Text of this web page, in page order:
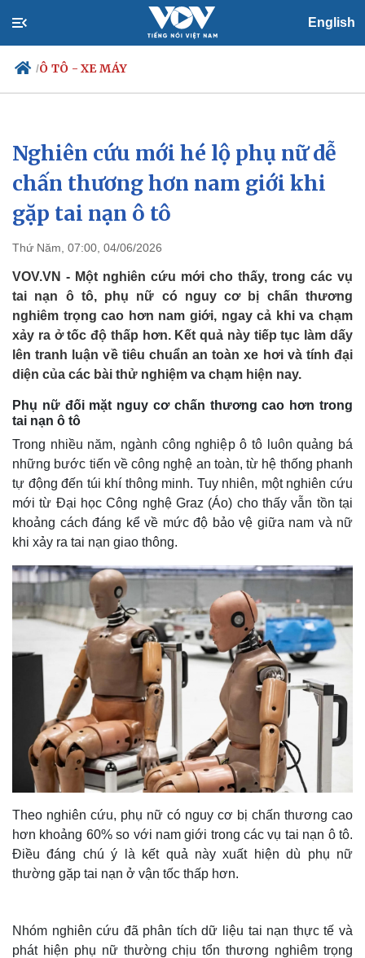
English
/Ô TÔ - XE MÁY
Chính trị
Đảng
Tổ chức nhân sự
Quốc hội
Nhận diện sự thật
Xã hội
Dự báo thời tiết
Nghiên cứu mới hé lộ phụ nữ dễ
chấn thương hơn nam giới khi
gặp tai nạn ô tô
Thứ Năm, 07:00, 04/06/2026
VOV.VN - Một nghiên cứu mới cho thấy, trong các vụ
tai nạn ô tô, phụ nữ có nguy cơ bị chấn thương
nghiêm trọng cao hơn nam giới, ngay cả khi va chạm
xảy ra ở tốc độ thấp hơn. Kết quả này tiếp tục làm dấy
lên tranh luận về tiêu chuẩn an toàn xe hơi và tính đại
diện của các bài thử nghiệm va chạm hiện nay.
Phụ nữ đối mặt nguy cơ chấn thương cao hơn trong
tai nạn ô tô
Trong nhiều năm, ngành công nghiệp ô tô luôn quảng bá
những bước tiến về công nghệ an toàn, từ hệ thống phanh
tự động đến túi khí thông minh. Tuy nhiên, một nghiên cứu
mới từ Đại học Công nghệ Graz (Áo) cho thấy vẫn tồn tại
khoảng cách đáng kể về mức độ bảo vệ giữa nam và nữ
khi xảy ra tai nạn giao thông.
Theo nghiên cứu, phụ nữ có nguy cơ bị chấn thương cao
hơn khoảng 60% so với nam giới trong các vụ tai nạn ô tô.
Điều đáng chú ý là kết quả này xuất hiện dù phụ nữ
thường gặp tai nạn ở vận tốc thấp hơn.
Nhóm nghiên cứu đã phân tích dữ liệu tai nạn thực tế và
phát hiện phụ nữ thường chịu tổn thương nghiêm trọng